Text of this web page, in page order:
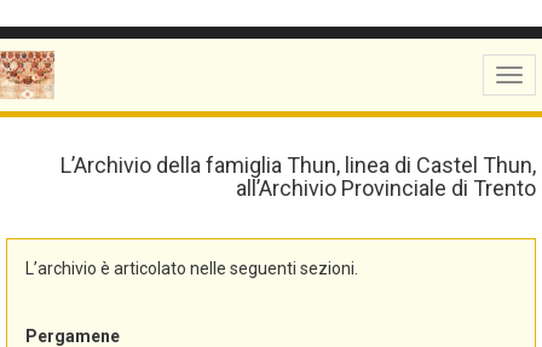
L’Archivio della famiglia Thun, linea di Castel Thun,
all’Archivio Provinciale di Trento
L’archivio è articolato nelle seguenti sezioni.
Pergamene